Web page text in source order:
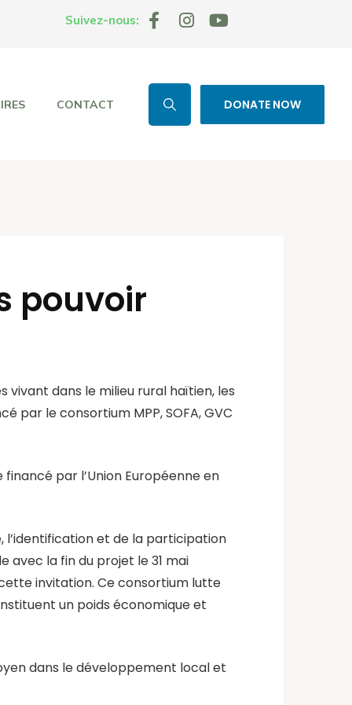
Suivez-nous:
CONTACT DONATE NOW
pouvoir
vivant dans le milieu rural haïtien, les
par le consortium MPP, SOFA, GVC
par l’Union Européenne en
l’identification et de la participation
avec la fin du projet le 31 mai
invitation. Ce consortium lutte
un poids économique et
dans le développement local et